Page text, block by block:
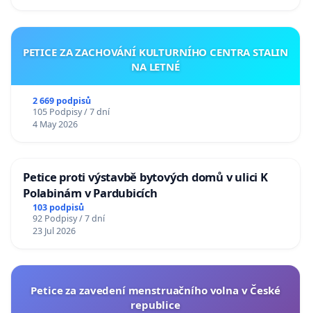
PETICE ZA ZACHOVÁNÍ KULTURNÍHO CENTRA STALIN
NA LETNÉ
2 669 podpisů
105 Podpisy / 7 dní
4 May 2026
Petice proti výstavbě bytových domů v ulici K
Polabinám v Pardubicích
103 podpisů
92 Podpisy / 7 dní
23 Jul 2026
Petice za zavedení menstruačního volna v České
republice